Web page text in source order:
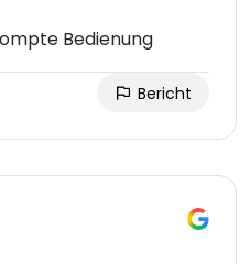
Bedienung
Bericht